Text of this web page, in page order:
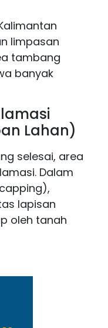
limpasan
tambang
banyak
Lahan)
selesai, area
Dalam
lapisan
oleh tanah